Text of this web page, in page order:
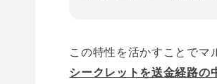
この特性を活かすことでマ
シークレットを送金経路の